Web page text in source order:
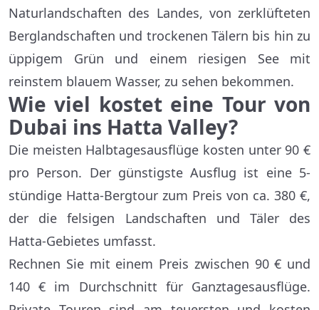
Naturlandschaften des Landes, von zerklüfteten
Berglandschaften und trockenen Tälern bis hin zu
üppigem Grün und einem riesigen See mit
reinstem blauem Wasser, zu sehen bekommen.
Wie viel kostet eine Tour von
Dubai ins Hatta Valley?
Die meisten Halbtagesausflüge kosten unter 90 €
pro Person. Der günstigste Ausflug ist eine 5-
stündige Hatta-Bergtour zum Preis von ca. 380 €,
der die felsigen Landschaften und Täler des
Hatta-Gebietes umfasst.
Rechnen Sie mit einem Preis zwischen 90 € und
140 € im Durchschnitt für Ganztagesausflüge.